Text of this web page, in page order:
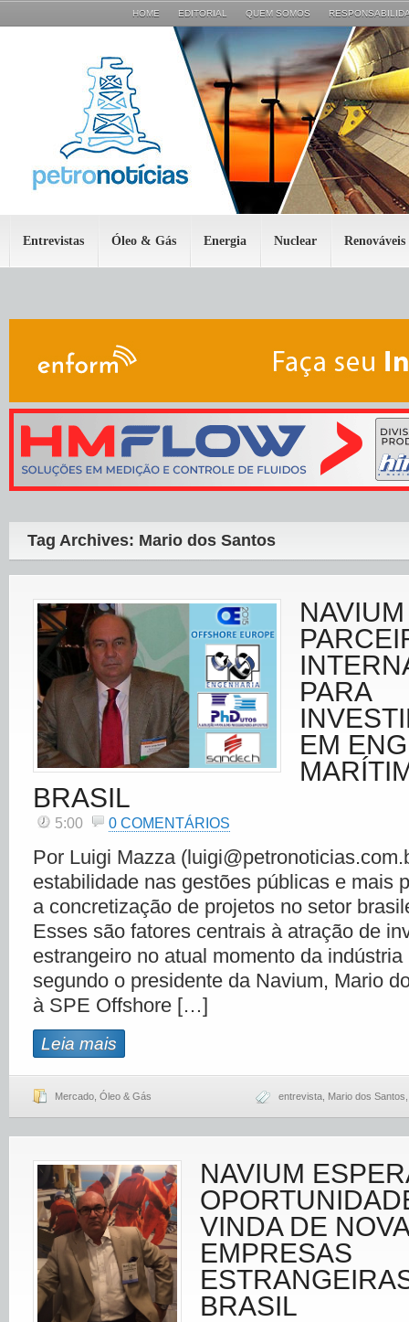
HOME EDITORIAL QUEM SOMOS
Entrevistas Óleo & Gás Energia Nuclear Renováveis
Tag Archives: Mario dos Santos
PARA
EM
BRASIL
5:00 0 COMENTÁRIOS
Por Luigi Mazza
estabilidade nas gestões públicas e mais
a concretização de projetos no setor
Esses são fatores centrais à atração de
estrangeiro no atual momento da
segundo o presidente da Navium, Mario
à SPE Offshore […]
Leia mais
Mercado Óleo & Gás entrevista Mario dos Santos
NAVIUM
VINDA DE
EMPRESAS
BRASIL